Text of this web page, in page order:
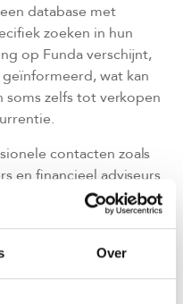
Over
database met
zoeken in hun
op Funda verschijnt,
wat kan
zelfs tot verkopen
contacten zoals
en financieel adviseurs
Deze contacten
laten verlopen en
vaak goede relaties
wat kan leiden tot